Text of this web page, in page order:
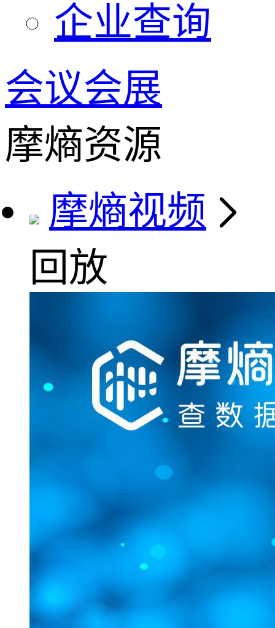
企业查询
会议会展
摩熵资源
摩熵视频
回放